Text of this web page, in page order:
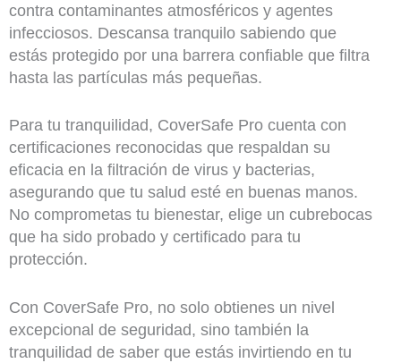
contra contaminantes atmosféricos y agentes
infecciosos. Descansa tranquilo sabiendo que
estás protegido por una barrera confiable que filtra
hasta las partículas más pequeñas.
Para tu tranquilidad, CoverSafe Pro cuenta con
certificaciones reconocidas que respaldan su
eficacia en la filtración de virus y bacterias,
asegurando que tu salud esté en buenas manos.
No comprometas tu bienestar, elige un cubrebocas
que ha sido probado y certificado para tu
protección.
Con CoverSafe Pro, no solo obtienes un nivel
excepcional de seguridad, sino también la
tranquilidad de saber que estás invirtiendo en tu